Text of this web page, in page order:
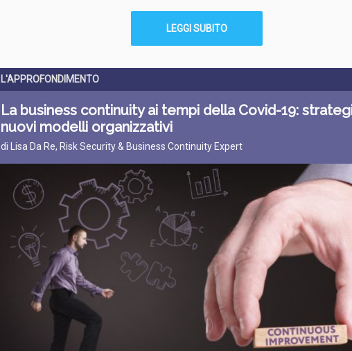
LEGGI SUBITO
L'APPROFONDIMENTO
La business continuity ai tempi della Covid-19:
nuovi modelli organizzativi
di Lisa Da Re, Risk Security & Business Continuity Expert